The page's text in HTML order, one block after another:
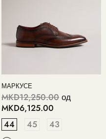
МАРКУСЕ
MKD12,250.00 од
MKD6,125.00
44
45 43